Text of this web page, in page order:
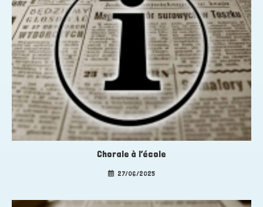
Chorale à l’école
27/06/2025